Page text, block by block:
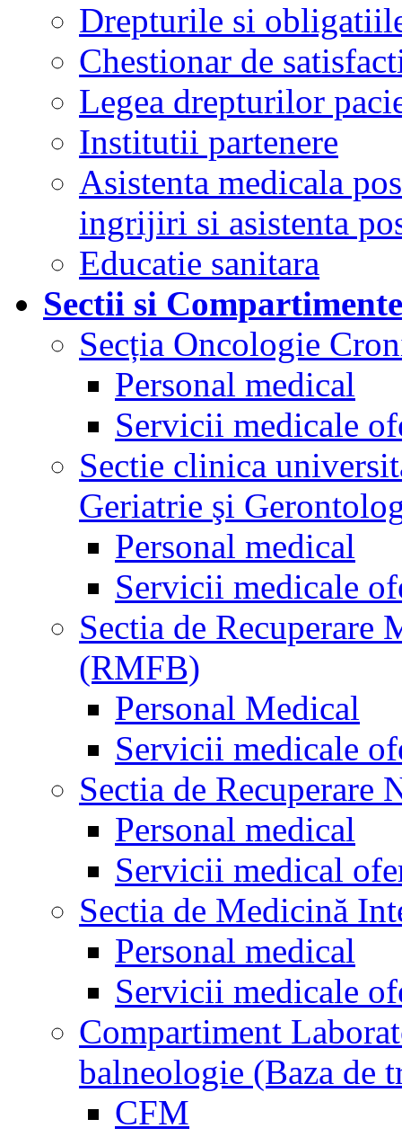
Drepturile si
Chestionar de
Legea drepturilor
Institutii partenere
Asistenta medicala
ingrijiri si asistenta
Educatie sanitara
Sectii si
Secția Oncologie
Personal medical
Servicii medicale
Sectie clinica
Geriatrie şi
Personal medical
Servicii medicale
Sectia de
(RMFB)
Personal Medical
Servicii medicale
Sectia de Recuperare
Personal medical
Servicii medical
Sectia de Medicină
Personal medical
Servicii medicale
Compartiment
balneologie (Baza de
CFM